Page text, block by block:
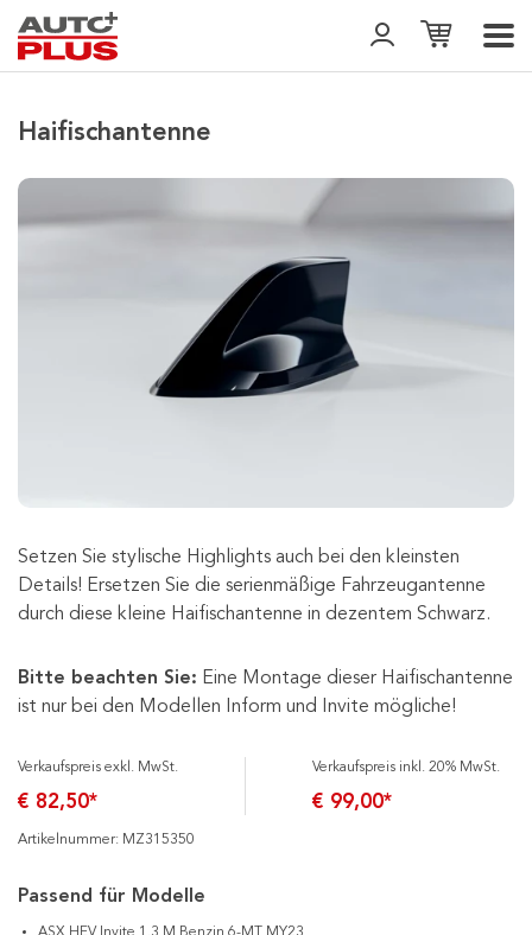
Haifischantenne
Setzen Sie stylische Highlights auch bei den kleinsten
Details! Ersetzen Sie die serienmäßige Fahrzeugantenne
durch diese kleine Haifischantenne in dezentem Schwarz.
Bitte beachten Sie: Eine Montage dieser Haifischantenne
ist nur bei den Modellen Inform und Invite mögliche!
Verkaufspreis exkl. MwSt.
€ 82,50*
Verkaufspreis inkl. 20% MwSt.
€ 99,00*
Artikelnummer: MZ315350
Passend für Modelle